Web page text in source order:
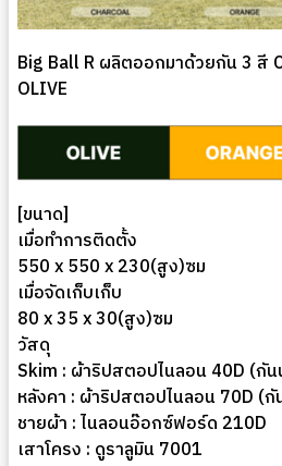
Big Ball R ผลิตออกมาด้วยกัน 3 สี
OLIVE
[ขนาด]
เมื่อทำการติดตั้ง
550 x 550 x 230(สูง)ซม
เมื่อจัดเก็บเก็บ
80 x 35 x 30(สูง)ซม
วัสดุ
Skim : ผ้าริปสตอปไนลอน 40D (กัน
หลังคา : ผ้าริปสตอปไนลอน 70D (กั
ชายผ้า : ไนลอนอ๊อกซ์ฟอร์ด 210D
เสาโครง : ดูราลูมิน 7001